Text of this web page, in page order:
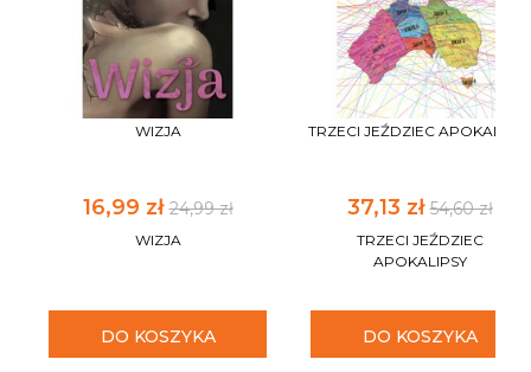
WIZJA
16,99 zł24,99 zł
WIZJA
DO KOSZYKA
TRZECI JEŹDZIEC APOKALIPSY
37,13 zł54,60 zł
TRZECI JEŹDZIEC
APOKALIPSY
DO KOSZYKA